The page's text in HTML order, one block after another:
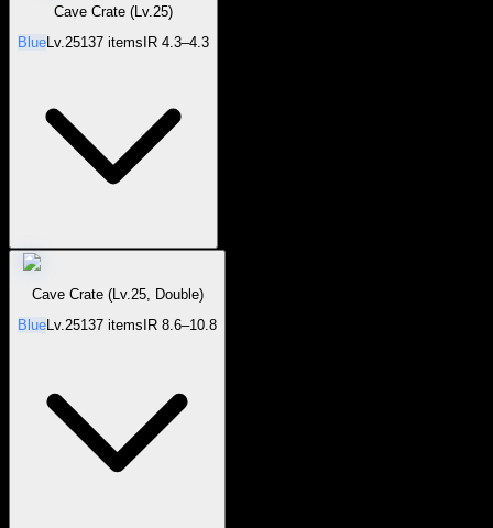
Cave Crate (Lv.25)
BlueLv.25137 items IR 4.3–4.3
Cave Crate (Lv.25, Double)
BlueLv.25137 items IR 8.6–10.8